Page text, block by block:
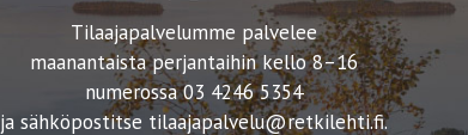
Tilaajapalvelumme palvelee
maanantaista perjantaihin kello 8–16
numerossa 03 4246 5354
ja sähköpostitse tilaajapalvelu@retkilehti.fi.